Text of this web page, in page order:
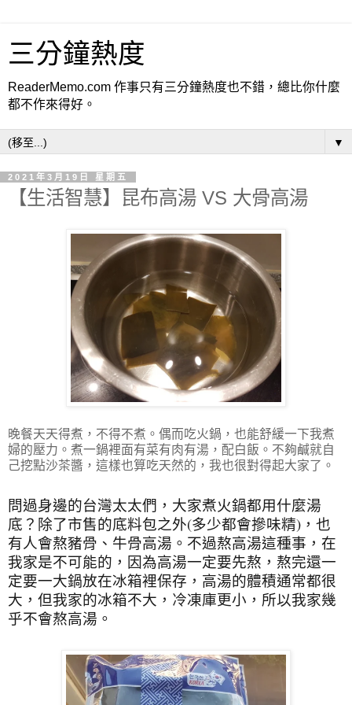
三分鐘熱度
ReaderMemo.com 作事只有三分鐘熱度也不錯，總比你什麼
都不作來得好。
▼
2021年3月19日 星期五
【生活智慧】昆布高湯 VS 大骨高湯
晚餐天天得煮，不得不煮。偶而吃火鍋，也能舒緩一下我煮
婦的壓力。煮一鍋裡面有菜有肉有湯，配白飯。不夠鹹就自
己挖點沙茶醬，這樣也算吃天然的，我也很對得起大家了。
問過身邊的台灣太太們，大家煮火鍋都用什麼湯
底？除了市售的底料包之外(多少都會摻味精)，也
有人會熬豬骨、牛骨高湯。不過熬高湯這種事，在
我家是不可能的，因為高湯一定要先熬，熬完還一
定要一大鍋放在冰箱裡保存，高湯的體積通常都很
大，但我家的冰箱不大，冷凍庫更小，所以我家幾
乎不會熬高湯。